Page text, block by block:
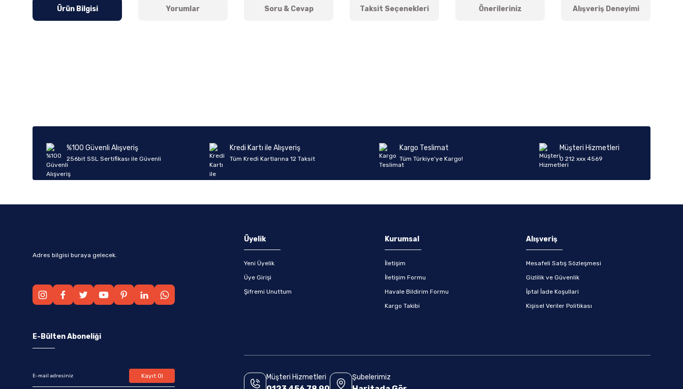
Ürün Bilgisi Yorumlar Soru & Cevap Taksit Seçenekleri Önerileriniz Alışveriş Deneyimi
Ürün fiyatı diğer sitelerden daha pahalı.
Bu ürüne benzer farklı alternatifler olmalı.
%100 Güvenli Alışveriş
256bit SSL Sertifikası ile Güvenli
Kredi Kartı ile Alışveriş
Tüm Kredi Kartlarına 12 Taksit
Kargo Teslimat
Tüm Türkiye’ye Kargo!
Müşteri Hizmetleri
0 212 xxx 4569
Adres bilgisi buraya gelecek.
Üyelik
Yeni Üyelik
Üye Girişi
Şifremi Unuttum
Kurumsal
İletişim
İletişim Formu
Havale Bildirim Formu
Kargo Takibi
Alışveriş
Mesafeli Satış Sözleşmesi
Gizlilik ve Güvenlik
İptal İade Koşullari
Kişisel Veriler Politikası
E-Bülten Aboneliği
Kayıt Ol Müşteri Hizmetleri Şubelerimiz